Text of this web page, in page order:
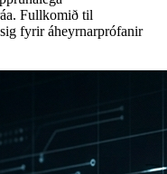
Fullkomið til
fyrir áheyrnarprófanir